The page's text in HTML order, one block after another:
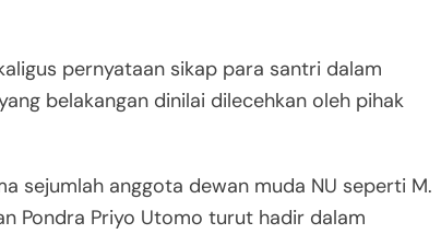
pernyataan sikap para santri dalam
belakangan dinilai dilecehkan oleh pihak
sejumlah anggota dewan muda NU seperti M.
Pondra Priyo Utomo turut hadir dalam